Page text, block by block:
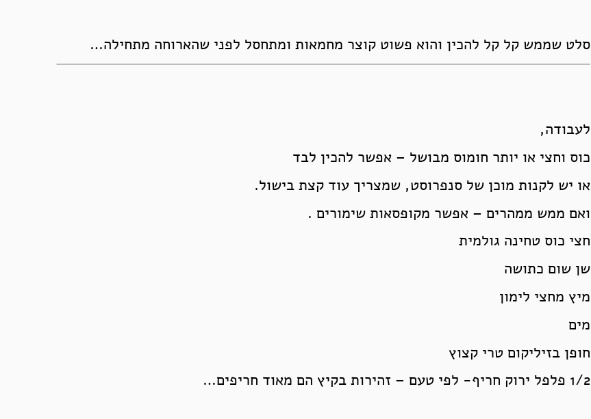
סלט שממש קל קל להכין והוא פשוט קוצר מחמאות ומתחסל לפני שהארוחה מתחילה…
לעבודה,
כוס וחצי או יותר חומוס מבושל – אפשר להכין לבד
או יש לקנות מוכן של סנפרוסט, שמצריך עוד קצת בישול.
ואם ממש ממהרים – אפשר מקופסאות שימורים .
חצי כוס טחינה גולמית
שן שום כתושה
מיץ מחצי לימון
מים
חופן בזיליקום טרי קצוץ
1/2 פלפל ירוק חריף- לפי טעם – זהירות בקיץ הם מאוד חריפים…